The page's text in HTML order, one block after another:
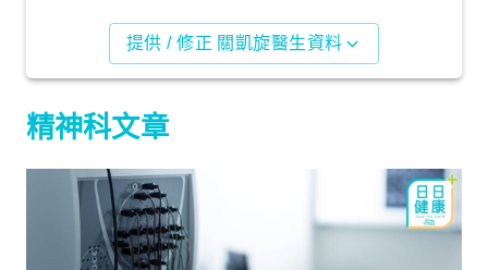
提供 / 修正 關凱旋醫生資料
精神科文章